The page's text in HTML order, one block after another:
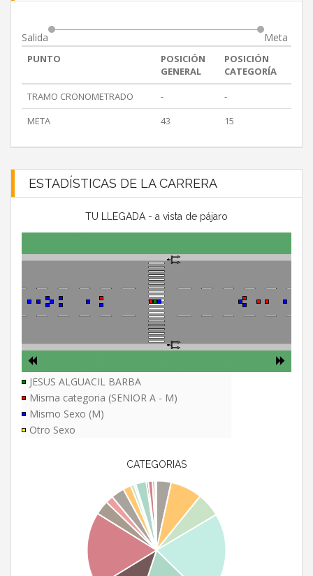
Salida Meta
PUNTO
POSICIÓN
GENERAL
POSICIÓN
CATEGORÍA
TRAMO CRONOMETRADO
-
-
META
43 15
ESTADÍSTICAS DE LA CARRERA
TU LLEGADA - a vista de pájaro
JESUS ALGUACIL BARBA
Misma categoria (SENIOR A - M)
Mismo Sexo (M)
Otro Sexo
CATEGORIAS